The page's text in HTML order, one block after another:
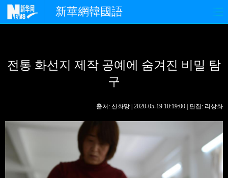
新華網韓國語
경제 사회 포토
핫 TV
전통 화선지 제작 공예에 숨겨진 비밀 탐
구
출처: 신화망 | 2020-05-19 10:19:00 | 편집: 리상화